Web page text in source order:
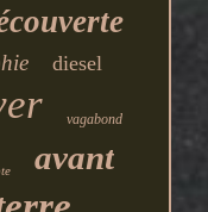
diesel
vagabond
avant